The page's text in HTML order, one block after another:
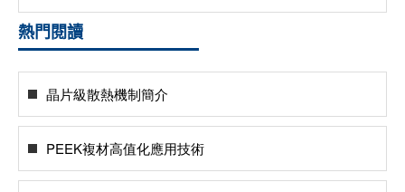
熱門閱讀
晶片級散熱機制簡介
PEEK複材高值化應用技術